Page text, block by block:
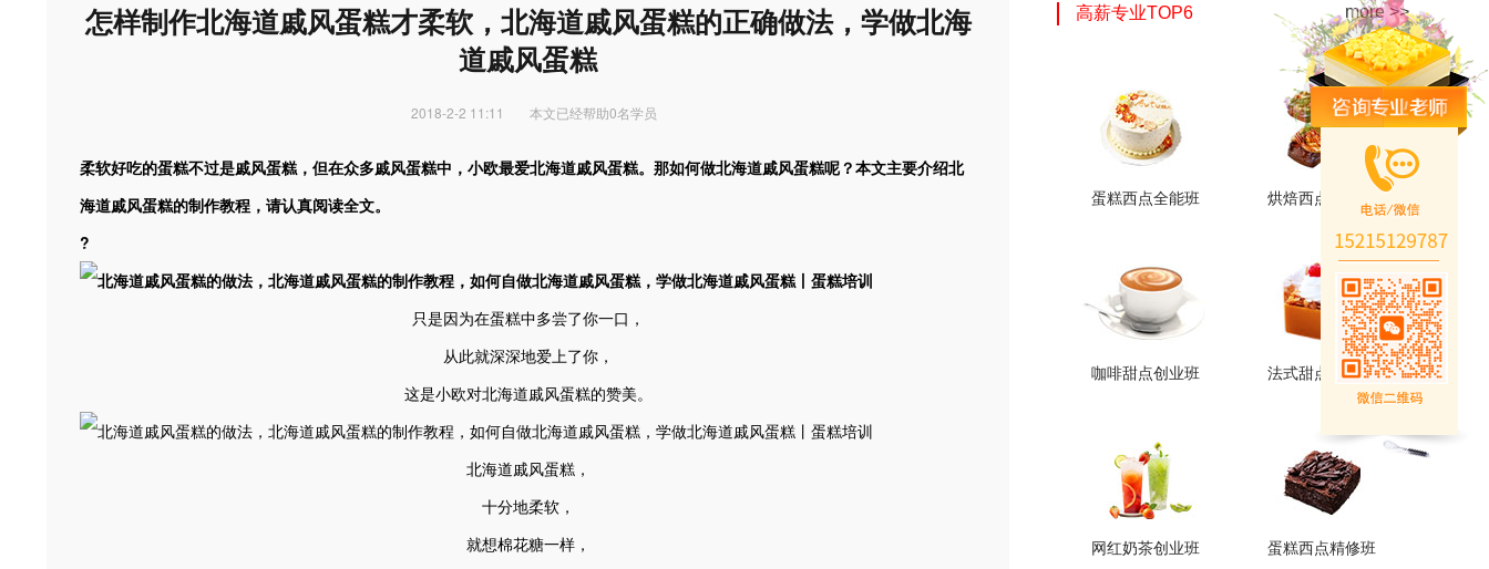
怎样制作北海道戚风蛋糕才柔软，北海道戚风蛋糕的正确做法，学做北海
道戚风蛋糕
2018-2-2 11:11 本文已经帮助0名学员
柔软好吃的蛋糕不过是戚风蛋糕，但在众多戚风蛋糕中，小欧最爱北海道戚风蛋糕。那如何做北海道戚风蛋糕呢？本文主要介绍北
海道戚风蛋糕的制作教程，请认真阅读全文。
?
只是因为在蛋糕中多尝了你一口，
从此就深深地爱上了你，
这是小欧对北海道戚风蛋糕的赞美。
北海道戚风蛋糕，
十分地柔软，
就想棉花糖一样，
高薪专业TOP6 more >>
蛋糕西点全能班
蛋糕西点全能班
火爆的专业
烘焙西点创业班
烘焙西点创业班
火爆的专业
查看详情
咖啡甜点创业班
咖啡甜点创业班
火爆的专业
法式甜点创业班
法式甜点创业班
火爆的专业
网红奶茶创业班 蛋糕西点精修班